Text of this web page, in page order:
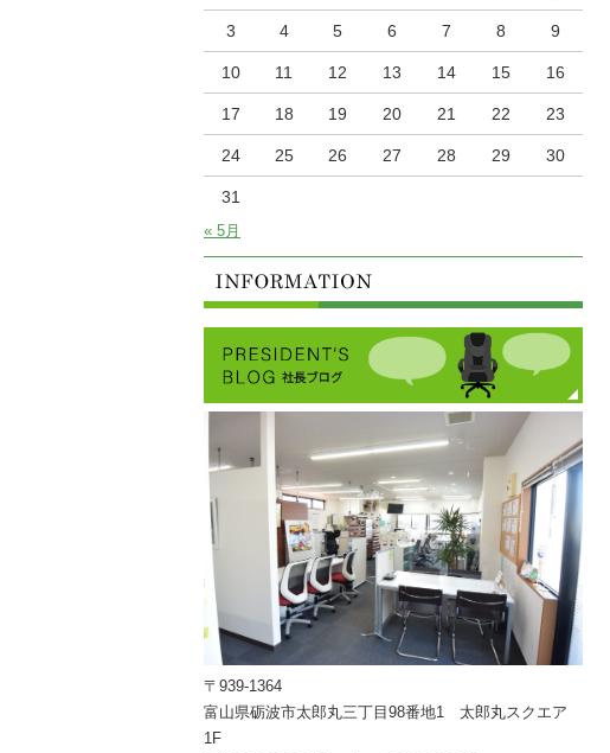
3 4 5 6 7 8 9
10 11 12 13 14 15 16
17 18 19 20 21 22 23
24 25 26 27 28 29 30
31
« 5月
〒939-1364
富山県砺波市太郎丸三丁目98番地1 太郎丸スクエア
1F